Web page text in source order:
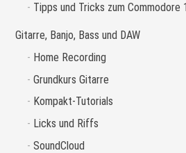
Tipps und Tricks zum Commodore
Gitarre, Banjo, Bass und DAW
Home Recording
Grundkurs Gitarre
Kompakt-Tutorials
Licks und Riffs
SoundCloud